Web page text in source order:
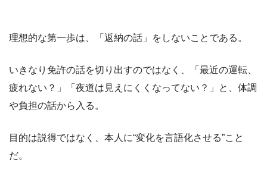
理想的な第一歩は、「返納の話」をしないことである。
いきなり免許の話を切り出すのではなく、「最近の運転、
疲れない？」「夜道は見えにくくなってない？」と、体調
や負担の話から入る。
目的は説得ではなく、本人に“変化を言語化させる”こと
だ。